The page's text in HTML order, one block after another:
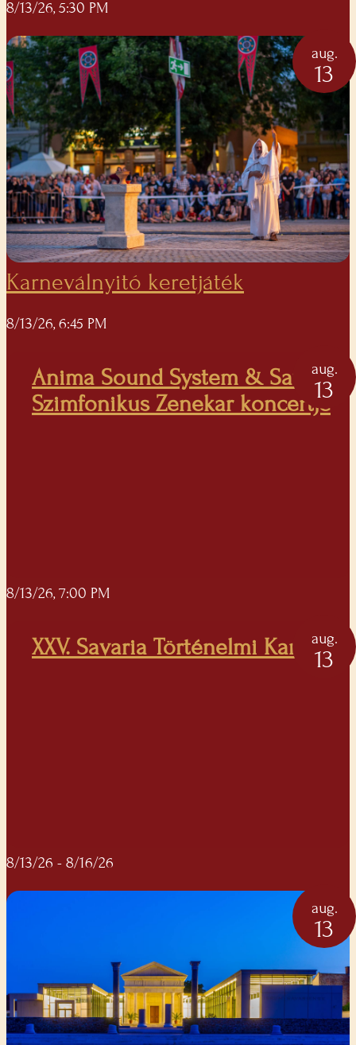
8/13/26, 5:30 PM
aug.
13
Karneválnyitó keretjáték
8/13/26, 6:45 PM
Anima Sound System & Savaria
Szimfonikus Zenekar koncertje
aug.
13
8/13/26, 7:00 PM
XXV. Savaria Történelmi Karnevál
aug.
13
8/13/26 - 8/16/26
aug.
13